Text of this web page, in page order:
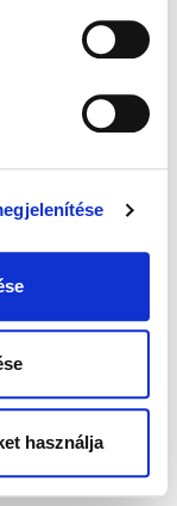
használja